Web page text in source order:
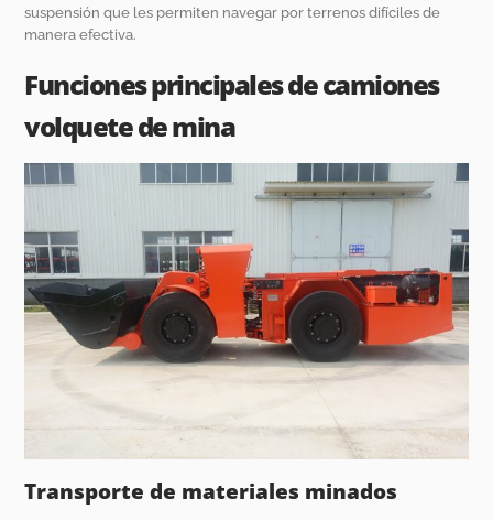
suspensión que les permiten navegar por terrenos difíciles de
manera efectiva.
Funciones principales de camiones
volquete de mina
Transporte de materiales minados